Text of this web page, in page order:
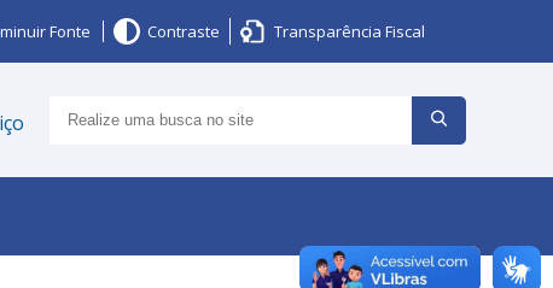
Fonte Contraste Transparência Fiscal